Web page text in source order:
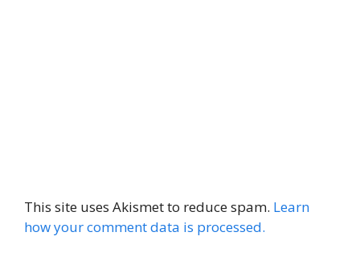
This site uses Akismet to reduce spam. Learn
how your comment data is processed.